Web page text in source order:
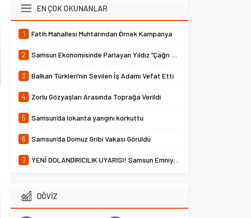
EN ÇOK OKUNANLAR
1 Fatih Mahallesi Muhtarından Örnek Kampanya
2 Samsun Ekonomisinde Parlayan Yıldız “Çağrı Temper”
3 Balkan Türkleri’nin Sevilen İş Adamı Vefat Etti
4 Zorlu Gözyaşları Arasında Toprağa Verildi
5 Samsun’da lokanta yangını korkuttu
6 Samsun’da Domuz Gribi Vakası Görüldü
7 YENİ DOLANDIRICILIK UYARISI! Samsun Emniyet Müdürlüğü Uyardı
DÖVİZ